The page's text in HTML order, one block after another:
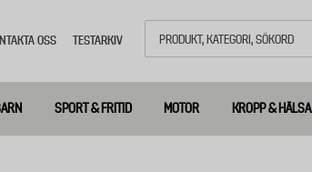
OSS TESTARKIV
SPORT & FRITID MOTOR KROPP & HÄLSA